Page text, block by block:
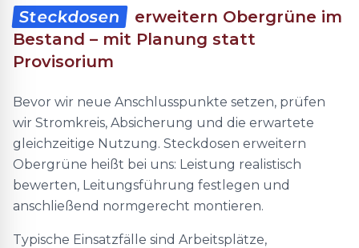
Steckdosen
erweitern Obergrüne im
Bestand – mit Planung statt
Provisorium
Bevor wir neue Anschlusspunkte setzen, prüfen
wir Stromkreis, Absicherung und die erwartete
gleichzeitige Nutzung. Steckdosen erweitern
Obergrüne heißt bei uns: Leistung realistisch
bewerten, Leitungsführung festlegen und
anschließend normgerecht montieren.
Typische Einsatzfälle sind Arbeitsplätze,